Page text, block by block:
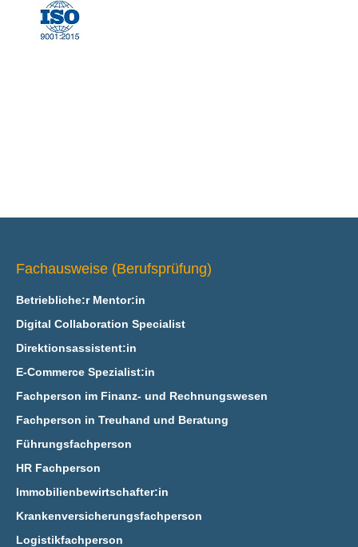
Fachausweise (Berufsprüfung)
Betriebliche:r Mentor:in
Digital Collaboration Specialist
Direktionsassistent:in
E‑Commerce Spezialist:in
Fachperson im Finanz- und Rechnungswesen
Fachperson in Treuhand und Beratung
Führungsfachperson
HR Fachperson
Immobilienbewirtschafter:in
Krankenversicherungsfachperson
Logistikfachperson